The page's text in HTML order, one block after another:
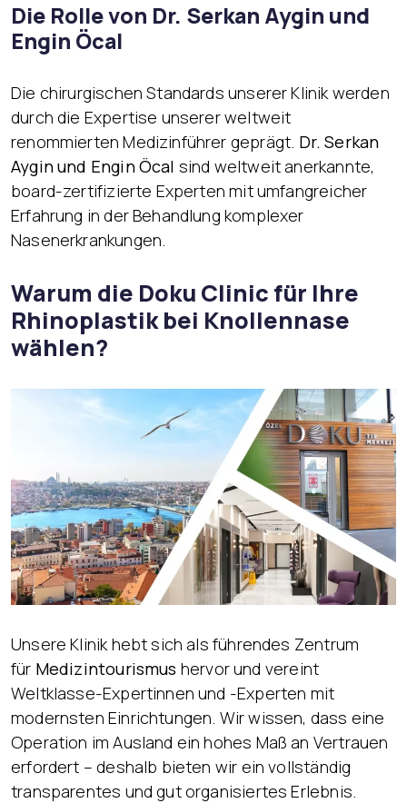
Die Rolle von Dr. Serkan Aygin und
Engin Öcal
Die chirurgischen Standards unserer Klinik werden
durch die Expertise unserer weltweit
renommierten Medizinführer geprägt. Dr. Serkan
Aygin und Engin Öcal sind weltweit anerkannte,
board-zertifizierte Experten mit umfangreicher
Erfahrung in der Behandlung komplexer
Nasenerkrankungen.
Warum die Doku Clinic für Ihre
Rhinoplastik bei Knollennase
wählen?
Unsere Klinik hebt sich als führendes Zentrum
für Medizintourismus hervor und vereint
Weltklasse-Expertinnen und -Experten mit
modernsten Einrichtungen. Wir wissen, dass eine
Operation im Ausland ein hohes Maß an Vertrauen
erfordert – deshalb bieten wir ein vollständig
transparentes und gut organisiertes Erlebnis.